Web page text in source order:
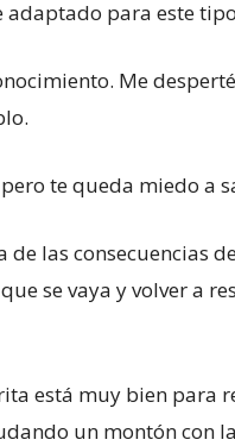
para este
Me
te queda miedo a
las consecuencias
se vaya y volver a
está muy bien para
un montón con